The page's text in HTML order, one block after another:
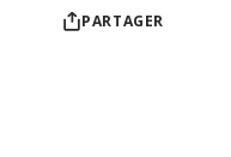
PARTAGER